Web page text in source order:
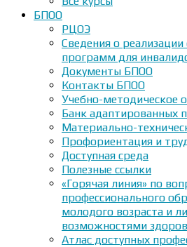
БПОО
РЦОЭ
Сведения о
программ для
Документы БПОО
Контакты БПОО
Учебно-методическое
Банк адаптированных
Материально-
Профориентация и
Доступная среда
Полезные ссылки
«Горячая линия» по
профессионального
молодого возраста и
возможностями
Атлас доступных